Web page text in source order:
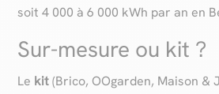
soit 4 000 à 6 000 kWh par an en
Sur-mesure ou kit ?
Le kit (Brico, OOgarden, Maison &